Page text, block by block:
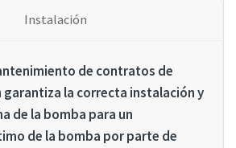
Instalación
de contratos de
garantiza la correcta instalación y
de la bomba para un
de la bomba por parte de